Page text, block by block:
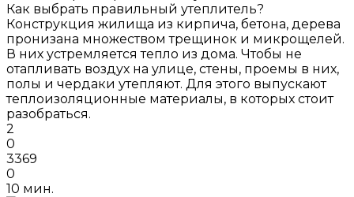
Как выбрать правильный утеплитель?
Конструкция жилища из кирпича, бетона, дерева
пронизана множеством трещинок и микрощелей.
В них устремляется тепло из дома. Чтобы не
отапливать воздух на улице, стены, проемы в них,
полы и чердаки утепляют. Для этого выпускают
теплоизоляционные материалы, в которых стоит
разобраться.
2
0
3369
0
10 мин.